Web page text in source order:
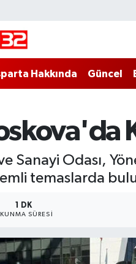
Hakkında Güncel
Sanayi Odası,
temaslarda
1 DK
SÜRESI